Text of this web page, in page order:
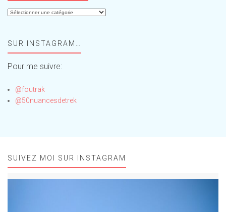
Aide-
!SUR INSTAGRAM…
Pour me suivre:
@foutrak
@50nuancesdetrek
SUIVEZ MOI SUR INSTAGRAM